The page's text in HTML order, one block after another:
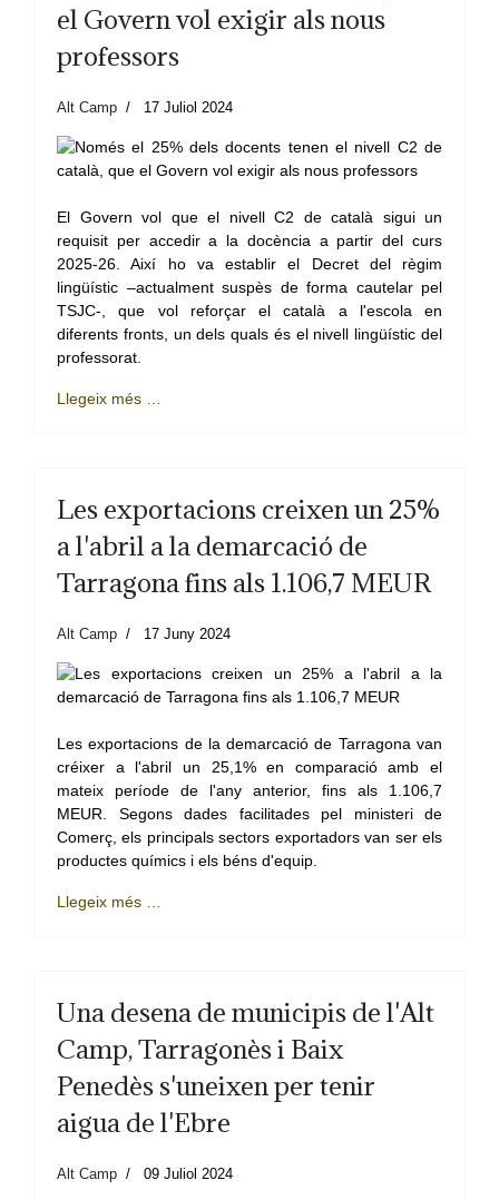
el Govern vol exigir als nous
professors
Alt Camp 17 Juliol 2024
El Govern vol que el nivell C2 de català sigui un
requisit per accedir a la docència a partir del curs
2025-26. Així ho va establir el Decret del règim
lingüístic –actualment suspès de forma cautelar pel
TSJC-, que vol reforçar el català a l'escola en
diferents fronts, un dels quals és el nivell lingüístic del
professorat.
Llegeix més …
Les exportacions creixen un 25%
a l'abril a la demarcació de
Tarragona fins als 1.106,7 MEUR
Alt Camp 17 Juny 2024
Les exportacions de la demarcació de Tarragona van
créixer a l'abril un 25,1% en comparació amb el
mateix període de l'any anterior, fins als 1.106,7
MEUR. Segons dades facilitades pel ministeri de
Comerç, els principals sectors exportadors van ser els
productes químics i els béns d'equip.
Llegeix més …
Una desena de municipis de l'Alt
Camp, Tarragonès i Baix
Penedès s'uneixen per tenir
aigua de l'Ebre
Alt Camp 09 Juliol 2024